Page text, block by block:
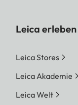
Leica erleben
Leica Stores
Leica Akademie
Leica Welt